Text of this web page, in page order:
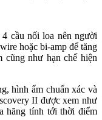
cầu nối loa nên người
hoặc bi-amp để tăng
cũng như hạn chế hiện
hình ẩm chuẩn xác và
II được xem như
hãng tính tới thời điểm